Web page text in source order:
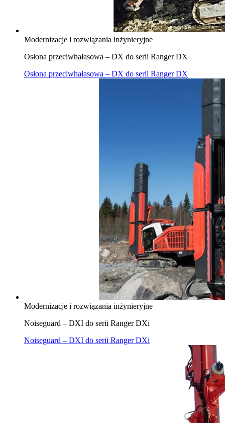
Modernizacje i rozwiązania inżynieryjne
Osłona przeciwhałasowa – DX do serii Ranger DX
Osłona przeciwhałasowa – DX do serii Ranger DX
Modernizacje i rozwiązania inżynieryjne
Noiseguard – DXI do serii Ranger DXi
Noiseguard – DXI do serii Ranger DXi